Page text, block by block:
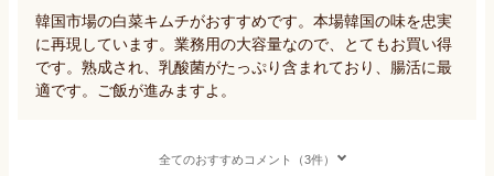
韓国市場の白菜キムチがおすすめです。本場韓国の味を忠実
に再現しています。業務用の大容量なので、とてもお買い得
です。熟成され、乳酸菌がたっぷり含まれており、腸活に最
適です。ご飯が進みますよ。
全てのおすすめコメント（3件）